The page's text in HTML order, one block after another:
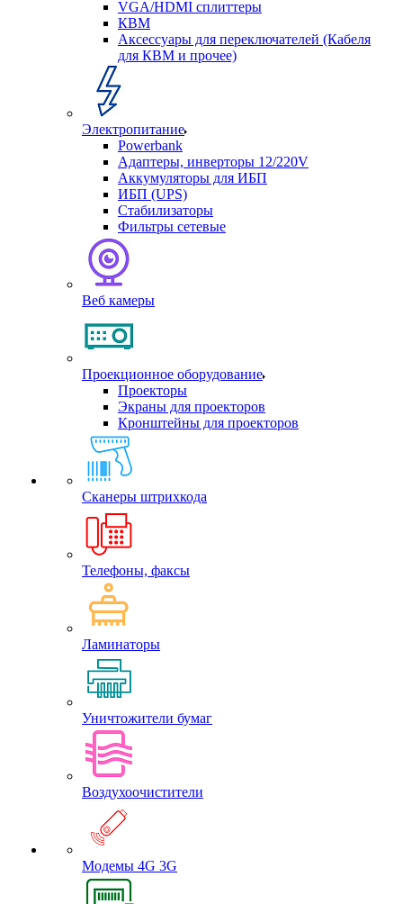
VGA/HDMI сплиттеры
КВМ
Аксессуары для переключателей (Кабеля
для КВМ и прочее)
Электропитание
Powerbank
Адаптеры, инверторы 12/220V
Аккумуляторы для ИБП
ИБП (UPS)
Стабилизаторы
Фильтры сетевые
Веб камеры
Проекционное оборудование
Проекторы
Экраны для проекторов
Кронштейны для проекторов
Сканеры штрихкода
Телефоны, факсы
Ламинаторы
Уничтожители бумаг
Воздухоочистители
Модемы 4G 3G